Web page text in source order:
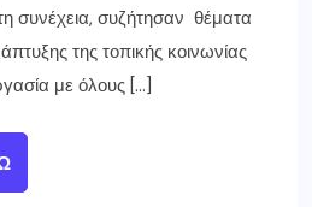
συνέχεια, συζήτησαν θέματα
της τοπικής κοινωνίας
με όλους […]